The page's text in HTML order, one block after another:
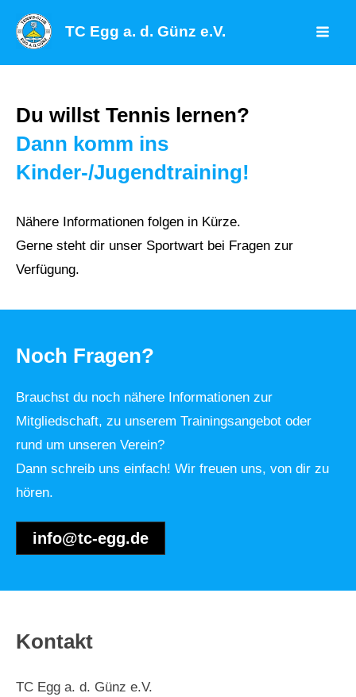
Inhalt
TC Egg a. d. Günz e.V.
Du willst Tennis lernen?
Dann komm ins
Kinder-/Jugendtraining!
Nähere Informationen folgen in Kürze.
Gerne steht dir unser Sportwart bei Fragen zur
Verfügung.
Noch Fragen?
Brauchst du noch nähere Informationen zur
Mitgliedschaft, zu unserem Trainingsangebot oder
rund um unseren Verein?
Dann schreib uns einfach! Wir freuen uns, von dir zu
hören.
info@tc-egg.de
Kontakt
TC Egg a. d. Günz e.V.